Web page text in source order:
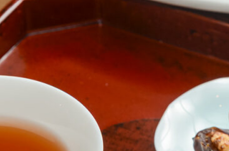
CULTURE
関西で開催。おすすめの展覧会
おすすめの映画
誠光社で選びました。おすすめの本